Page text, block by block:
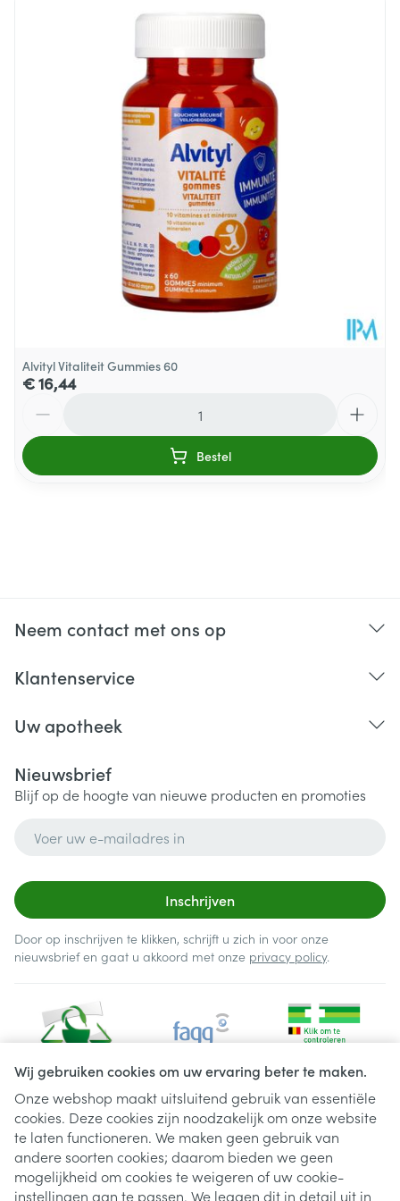
Wij gebruiken cookies om uw ervaring beter te maken.
Onze webshop maakt uitsluitend gebruik van essentiële
cookies. Deze cookies zijn noodzakelijk om onze website
te laten functioneren. We maken geen gebruik van
andere soorten cookies; daarom bieden we geen
mogelijkheid om cookies te weigeren of uw cookie-
instellingen aan te passen. We leggen dit in detail uit in
69 mm
88 mm
Dieetbeperkingen Vegan
Kamertemperatuur (15°C -
25°C)
Alvityl Vitaliteit Gummies 60
€ 16,44
Bestel
Neem contact met ons op
Klantenservice
Uw apotheek
Nieuwsbrief
Blijf op de hoogte van nieuwe producten en promoties
Inschrijven
Door op inschrijven te klikken, schrijft u zich in voor onze
nieuwsbrief en gaat u akkoord met onze privacy policy.
Juridische links